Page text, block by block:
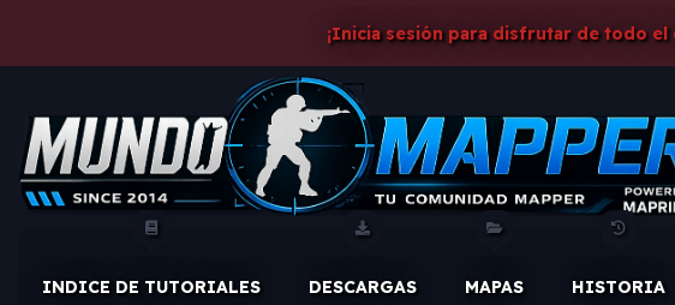
¡Inicia sesión para disfrutar de todo el
INDICE DE TUTORIALES DESCARGAS MAPAS HISTORIA